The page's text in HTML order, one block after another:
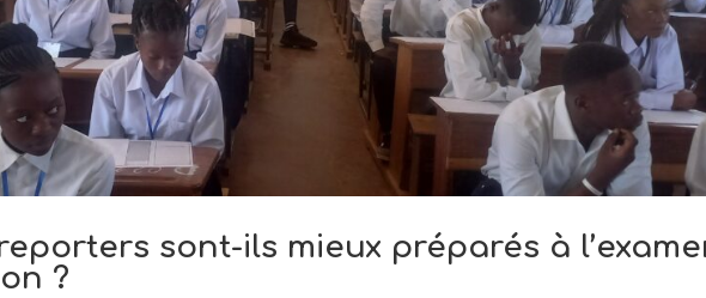
sont-ils mieux préparés à
?